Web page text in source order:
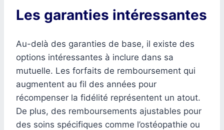
Les garanties intéressantes
Au-delà des garanties de base, il existe des
options intéressantes à inclure dans sa
mutuelle. Les forfaits de remboursement qui
augmentent au fil des années pour
récompenser la fidélité représentent un atout.
De plus, des remboursements ajustables pour
des soins spécifiques comme l’ostéopathie ou